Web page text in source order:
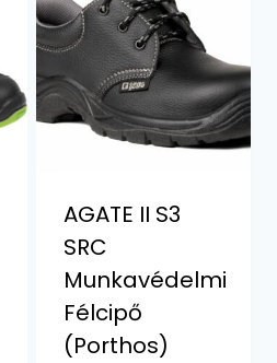
AGATE II S3
SRC
Munkavédelmi
Félcipő
(Porthos)